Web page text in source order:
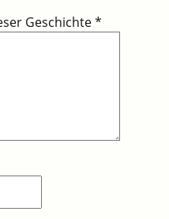
Geschichte*